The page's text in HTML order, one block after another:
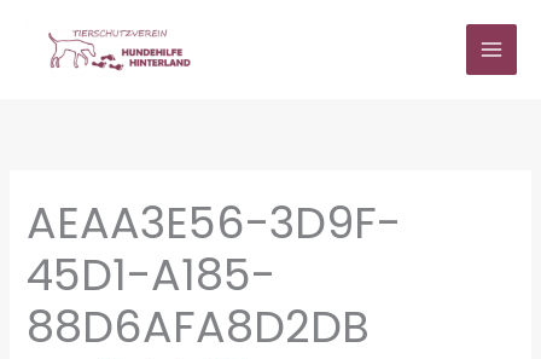
springen
AEAA3E56-3D9F-
45D1-A185-
88D6AFA8D2DB